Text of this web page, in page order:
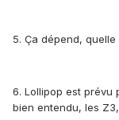
5. Ça dépend,
6. Lollipop est prévu
bien entendu, les